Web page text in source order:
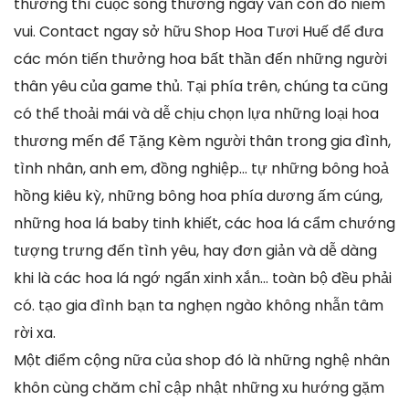
thương thì cuộc sống thường ngày vẫn còn đó niềm
vui. Contact ngay sở hữu Shop Hoa Tươi Huế để đưa
các món tiến thưởng hoa bất thần đến những người
thân yêu của game thủ. Tại phía trên, chúng ta cũng
có thể thoải mái và dễ chịu chọn lựa những loại hoa
thương mến để Tặng Kèm người thân trong gia đình,
tình nhân, anh em, đồng nghiệp… tự những bông hoả
hồng kiêu kỳ, những bông hoa phía dương ấm cúng,
những hoa lá baby tinh khiết, các hoa lá cẩm chướng
tượng trưng đến tình yêu, hay đơn giản và dễ dàng
khi là các hoa lá ngớ ngẩn xinh xắn… toàn bộ đều phải
có. tạo gia đình bạn ta nghẹn ngào không nhẫn tâm
rời xa.
Một điểm cộng nữa của shop đó là những nghệ nhân
khôn cùng chăm chỉ cập nhật những xu hướng gặm